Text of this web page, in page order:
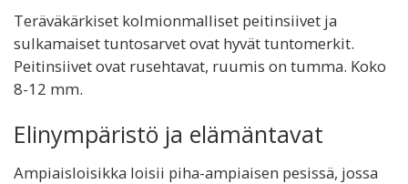
Teräväkärkiset kolmionmalliset peitinsiivet ja
sulkamaiset tuntosarvet ovat hyvät tuntomerkit.
Peitinsiivet ovat rusehtavat, ruumis on tumma. Koko
8-12 mm.
Elinympäristö ja elämäntavat
Ampiaisloisikka loisii piha-ampiaisen pesissä, jossa